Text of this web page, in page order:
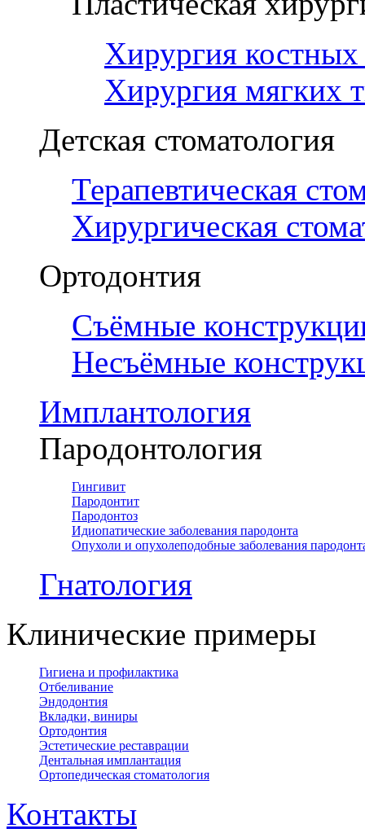
Хирургия костных
Хирургия мягких
Детская стоматология
Терапевтическая
Хирургическая
Ортодонтия
Съёмные
Несъёмные
Имплантология
Пародонтология
Гингивит
Пародонтит
Пародонтоз
Идиопатические заболевания пародонта
Опухоли и опухолеподобные заболевания
Гнатология
Клинические примеры
Гигиена и профилактика
Отбеливание
Эндодонтия
Вкладки, виниры
Ортодонтия
Эстетические реставрации
Дентальная имплантация
Ортопедическая cтоматология
Контакты